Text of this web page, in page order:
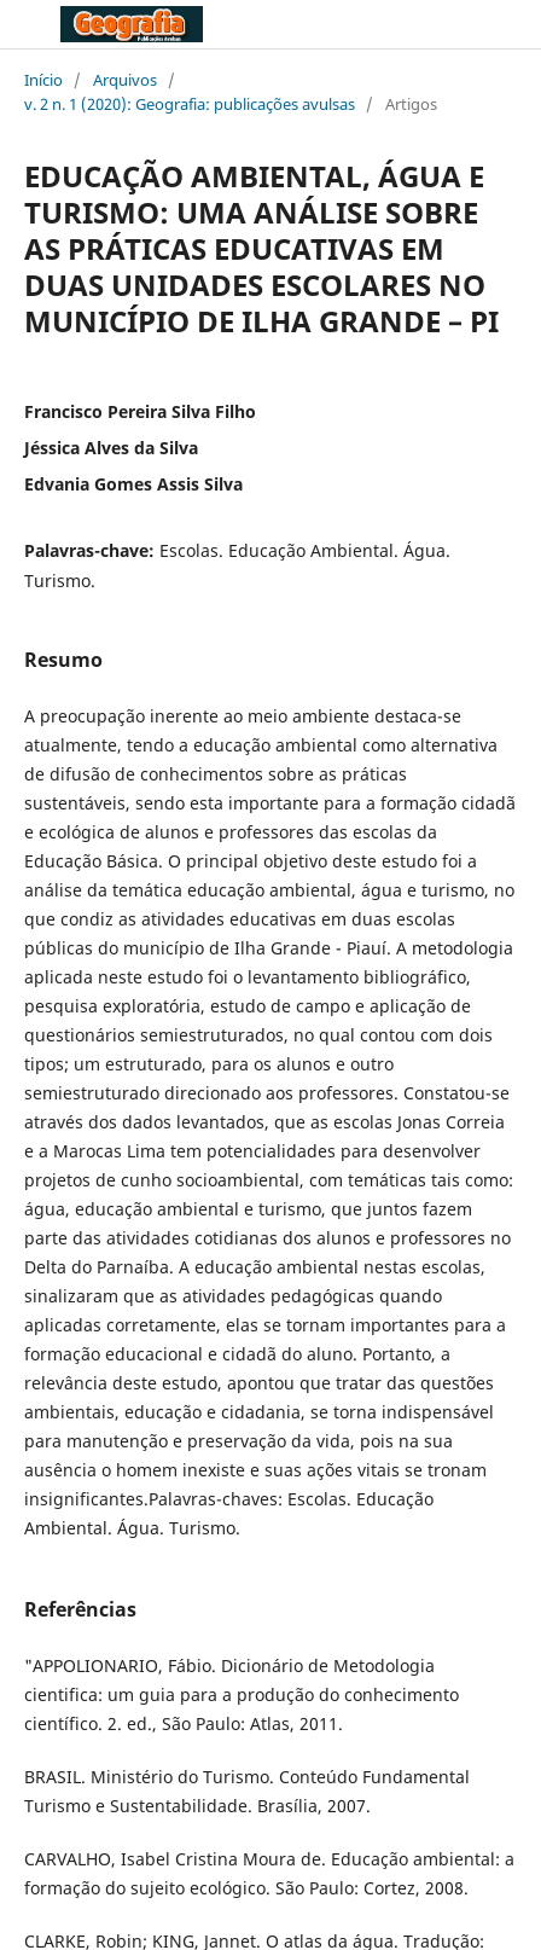
Início / Arquivos /
v. 2 n. 1 (2020): Geografia: publicações avulsas / Artigos
EDUCAÇÃO AMBIENTAL, ÁGUA E
TURISMO: UMA ANÁLISE SOBRE
AS PRÁTICAS EDUCATIVAS EM
DUAS UNIDADES ESCOLARES NO
MUNICÍPIO DE ILHA GRANDE – PI
Francisco Pereira Silva Filho
Jéssica Alves da Silva
Edvania Gomes Assis Silva
Palavras-chave: Escolas. Educação Ambiental. Água.
Turismo.
Resumo
A preocupação inerente ao meio ambiente destaca-se
atualmente, tendo a educação ambiental como alternativa
de difusão de conhecimentos sobre as práticas
sustentáveis, sendo esta importante para a formação cidadã
e ecológica de alunos e professores das escolas da
Educação Básica. O principal objetivo deste estudo foi a
análise da temática educação ambiental, água e turismo, no
que condiz as atividades educativas em duas escolas
públicas do município de Ilha Grande - Piauí. A metodologia
aplicada neste estudo foi o levantamento bibliográfico,
pesquisa exploratória, estudo de campo e aplicação de
questionários semiestruturados, no qual contou com dois
tipos; um estruturado, para os alunos e outro
semiestruturado direcionado aos professores. Constatou-se
através dos dados levantados, que as escolas Jonas Correia
e a Marocas Lima tem potencialidades para desenvolver
projetos de cunho socioambiental, com temáticas tais como:
água, educação ambiental e turismo, que juntos fazem
parte das atividades cotidianas dos alunos e professores no
Delta do Parnaíba. A educação ambiental nestas escolas,
sinalizaram que as atividades pedagógicas quando
aplicadas corretamente, elas se tornam importantes para a
formação educacional e cidadã do aluno. Portanto, a
relevância deste estudo, apontou que tratar das questões
ambientais, educação e cidadania, se torna indispensável
para manutenção e preservação da vida, pois na sua
ausência o homem inexiste e suas ações vitais se tronam
insignificantes.Palavras-chaves: Escolas. Educação
Ambiental. Água. Turismo.
Referências
"APPOLIONARIO, Fábio. Dicionário de Metodologia
cientifica: um guia para a produção do conhecimento
científico. 2. ed., São Paulo: Atlas, 2011.
BRASIL. Ministério do Turismo. Conteúdo Fundamental
Turismo e Sustentabilidade. Brasília, 2007.
CARVALHO, Isabel Cristina Moura de. Educação ambiental: a
formação do sujeito ecológico. São Paulo: Cortez, 2008.
CLARKE, Robin; KING, Jannet. O atlas da água. Tradução: